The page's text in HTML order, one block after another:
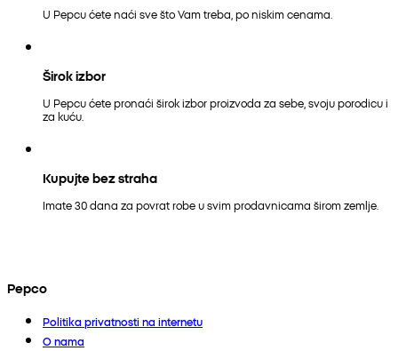
U Pepcu ćete naći sve što Vam treba, po niskim cenama.
Širok izbor
U Pepcu ćete pronaći širok izbor proizvoda za sebe, svoju porodicu i
za kuću.
Kupujte bez straha
Imate 30 dana za povrat robe u svim prodavnicama širom zemlje.
Pepco
Politika privatnosti na internetu
O nama